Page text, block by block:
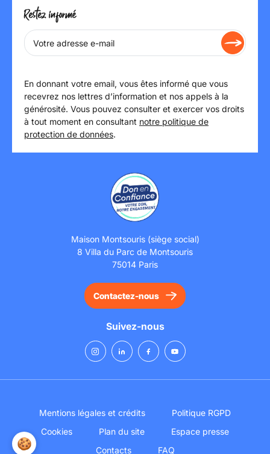
Restez informé
En donnant votre email, vous êtes informé que vous
recevrez nos lettres d’information et nos appels à la
générosité. Vous pouvez consulter et exercer vos droits
à tout moment en consultant notre politique de
protection de données.
Maison Montsouris (siège social)
8 Villa du Parc de Montsouris
75014 Paris
Contactez-nous
Suivez-nous
Mentions légales et crédits
Politique RGPD
Cookies
Plan du site
Espace presse
Contacts
FAQ
🍪